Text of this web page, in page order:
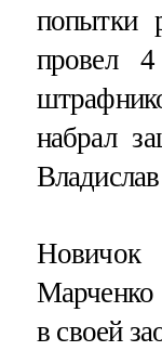
попытки
провел
набрал
Марченко
в своей